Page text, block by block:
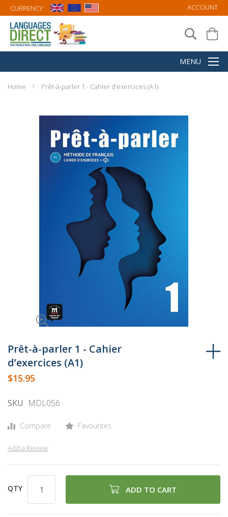
CURRENCY: ACCOUNT
Home Prêt-à-parler 1 - Cahier d’exercices (A1)
to
the
beginning
of
images
Prêt-à-parler 1 - Cahier
d’exercices (A1)
$15.95
SKU MDL056
Compare Favourites
Add a Review
QTY ADD TO CART